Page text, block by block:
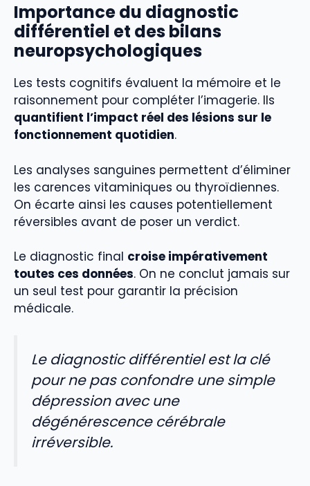
Importance du diagnostic
différentiel et des bilans
neuropsychologiques
Les tests cognitifs évaluent la mémoire et le
raisonnement pour compléter l’imagerie. Ils
quantifient l’impact réel des lésions sur le
fonctionnement quotidien.
Les analyses sanguines permettent d’éliminer
les carences vitaminiques ou thyroïdiennes.
On écarte ainsi les causes potentiellement
réversibles avant de poser un verdict.
Le diagnostic final croise impérativement
toutes ces données. On ne conclut jamais sur
un seul test pour garantir la précision
médicale.
Le diagnostic différentiel est la clé
pour ne pas confondre une simple
dépression avec une
dégénérescence cérébrale
irréversible.